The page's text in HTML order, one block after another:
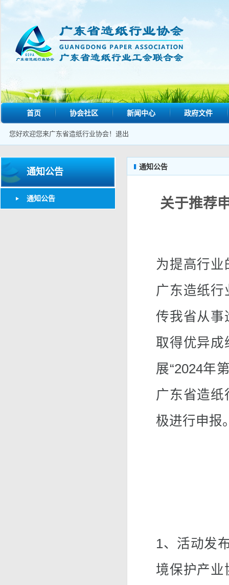
首页 协会社区 新闻中心 政府文件
您好欢迎您来广东省造纸行业协会！ 退出
通知公告
通知公告
通知公告
关于推荐
为提高行
广东造纸
传我省从事
取得优异成
展“2024年
广东省造
极进行申报
1、活动发
境保护产业